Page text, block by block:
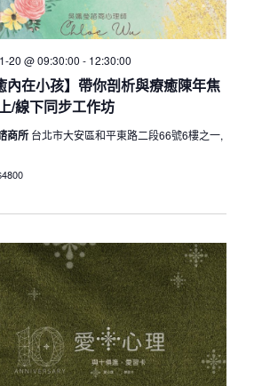
內在小孩】帶你剖析與療癒陳年焦
/線下同步工作坊
20 @ 09:30:00 - 12:30:00
商所 台北市大安區和平東路二段66號6樓之一,